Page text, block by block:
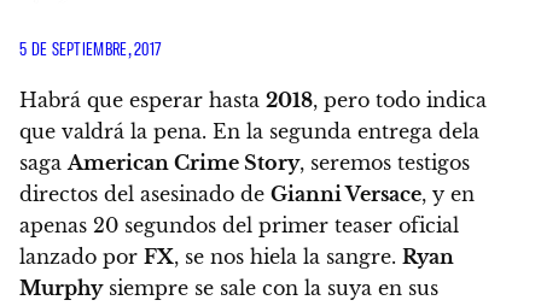
5 DE SEPTIEMBRE, 2017
Habrá que esperar hasta 2018, pero todo indica
que valdrá la pena. En la segunda entrega dela
sagaAmerican Crime Story, seremos testigos
directos del asesinado de Gianni Versace, y en
apenas 20 segundos del primer teaser oficial
lanzado por FX, se nos hiela la sangre. Ryan
Murphysiempre se sale con la suya en sus